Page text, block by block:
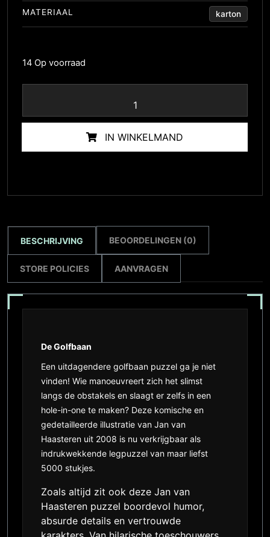
MATERIAAL karton
14 Op voorraad
IN WINKELMAND
BESCHRIJVING BEOORDELINGEN (0)
STORE POLICIES AANVRAGEN
De Golfbaan
Een uitdagendere golfbaan puzzel ga je niet
vinden! Wie manoeuvreert zich het slimst
langs de obstakels en slaagt er zelfs in een
hole-in-one te maken? Deze komische en
gedetailleerde illustratie van Jan van
Haasteren uit 2008 is nu verkrijgbaar als
indrukwekkende legpuzzel van maar liefst
5000 stukjes.
Zoals altijd zit ook deze Jan van
Haasteren puzzel boordevol humor,
absurde details en vertrouwde